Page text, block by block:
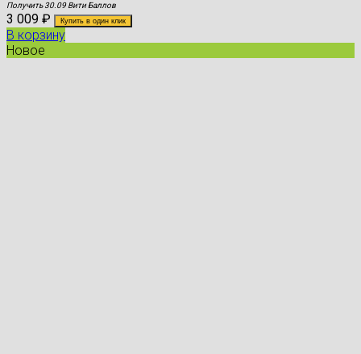
Получить 30.09 Вити Баллов
3 009 ₽ Купить в один клик
В корзину
Новое